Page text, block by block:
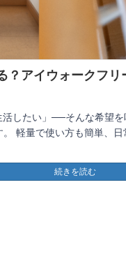
？アイウォークフ
活したい」──そんな希望
軽量で使い方も簡単、
続きを読む